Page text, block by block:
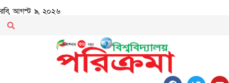
রবি, আগস্ট ৯, ২০২৬